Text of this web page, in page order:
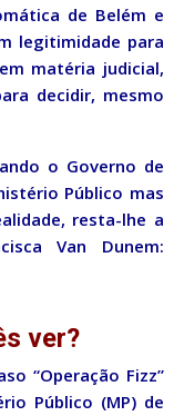
de Belém e
legitimidade para
matéria judicial,
decidir, mesmo
o Governo de
Público mas
resta-lhe a
Van Dunem:
ver?
“Operação Fizz”
Público (MP) de